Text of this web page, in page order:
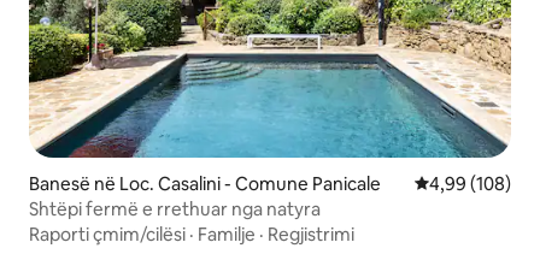
Banesë në Loc. Casalini - Comune Panicale Vlerësimi
4,99 (108)
Shtëpi fermë e rrethuar nga natyra
Raporti çmim/cilësi · Familje · Regjistrimi